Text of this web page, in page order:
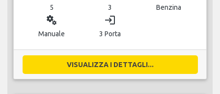
5 3 Benzina
miscellaneous_services
Manuale
login
3 Porta
VISUALIZZA I DETTAGLI...